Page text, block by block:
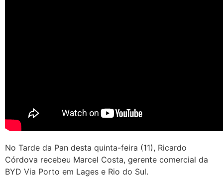
No Tarde da Pan desta quinta-feira (11), Ricardo
Córdova recebeu Marcel Costa, gerente comercial da
BYD Via Porto em Lages e Rio do Sul.